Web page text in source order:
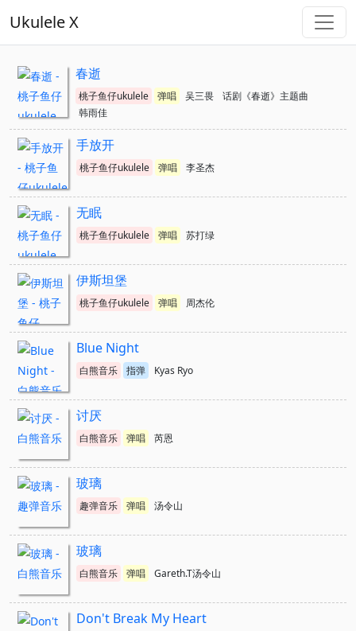
Ukulele X
春逝
桃子鱼仔ukulele 弹唱 吴三畏
话剧《春逝》主题曲
韩雨佳
手放开
桃子鱼仔ukulele 弹唱 李圣杰
无眠
桃子鱼仔ukulele 弹唱 苏打绿
伊斯坦堡
桃子鱼仔ukulele 弹唱 周杰伦
Blue Night
白熊音乐 指弹 Kyas Ryo
讨厌
白熊音乐 弹唱 芮恩
玻璃
趣弹音乐 弹唱 汤令山
玻璃
白熊音乐 弹唱 Gareth.T汤令山
Don't Break My Heart